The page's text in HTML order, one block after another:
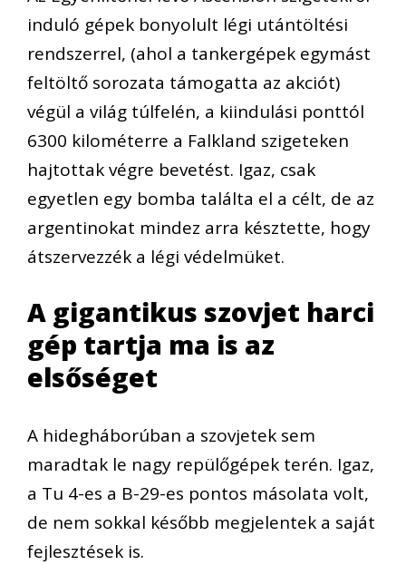
induló gépek bonyolult légi utántöltési
rendszerrel, (ahol a tankergépek egymást
feltöltő sorozata támogatta az akciót)
végül a világ túlfelén, a kiindulási ponttól
6300 kilométerre a Falkland szigeteken
hajtottak végre bevetést. Igaz, csak
egyetlen egy bomba találta el a célt, de az
argentinokat mindez arra késztette, hogy
átszervezzék a légi védelmüket.
A gigantikus szovjet harci
gép tartja ma is az
elsőséget
A hidegháborúban a szovjetek sem
maradtak le nagy repülőgépek terén. Igaz,
a Tu 4-es a B-29-es pontos másolata volt,
de nem sokkal később megjelentek a saját
fejlesztések is.